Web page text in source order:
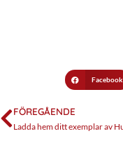
Facebook
FÖREGÅENDE